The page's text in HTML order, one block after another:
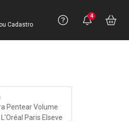
Conta
Cadastro
Precisa
Ver Recursos
Você
4
Pentear Volume
Paris Elseve